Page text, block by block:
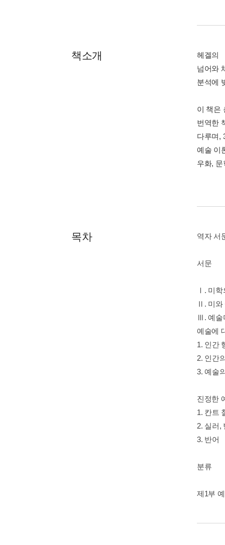
책소개
헤겔의
넘어와
분석에
이 책은
번역한
다루며,
예술 이
우화,
목차 역자 서
서문
Ⅰ. 미학
Ⅱ. 미와
Ⅲ. 예술
예술에
1. 인간
2. 인간
3. 예술
진정한
1. 칸트
2. 실러,
3. 반어
분류
제1부